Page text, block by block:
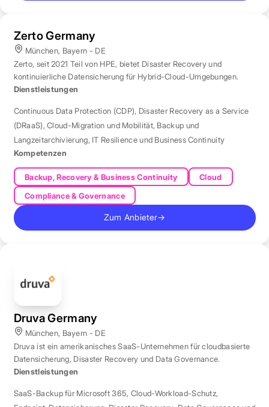
Zerto Germany
München, Bayern - DE
Zerto, seit 2021 Teil von HPE, bietet Disaster Recovery und
kontinuierliche Datensicherung für Hybrid-Cloud-Umgebungen.
Dienstleistungen
Continuous Data Protection (CDP), Disaster Recovery as a Service
(DRaaS),Cloud-Migration und Mobilität, Backup und
Langzeitarchivierung, IT Resilience und Business Continuity
Kompetenzen
Backup, Recovery & Business Continuity
Cloud
Compliance & Governance
Zum Anbieter→
Druva Germany
München, Bayern - DE
Druva ist ein amerikanisches SaaS-Unternehmen für cloudbasierte
Datensicherung, Disaster Recovery und Data Governance.
Dienstleistungen
SaaS-Backup für Microsoft 365, Cloud-Workload-Schutz,